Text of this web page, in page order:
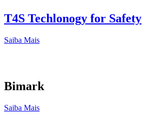
T4S Techlonogy for Safety
Saiba Mais
Bimark
Saiba Mais